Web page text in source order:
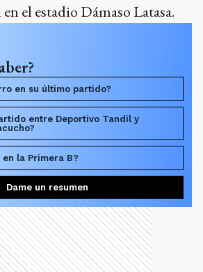
el estadio Dámaso Latasa.
en su último partido?
entre Deportivo Tandil y
la Primera B?
Dame un resumen